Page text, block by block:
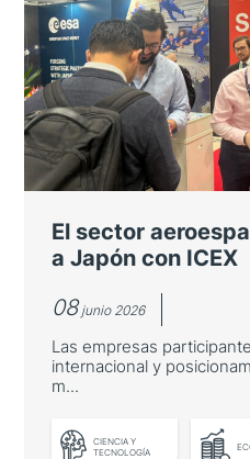
El ministro de
destaca las
cooperación con
innovación
José Manuel Albares
redonda sobre
El sector
a Japón con ICEX
08junio 2026
Las empresas
internacional y
m...
CIENCIA Y
TECNOLOGÍA